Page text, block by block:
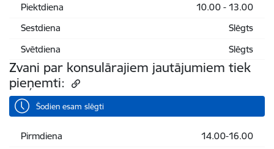
Piektdiena
10.00 - 13.00
Sestdiena
Slēgts
Svētdiena
Slēgts
Zvani par konsulārajiem jautājumiem tiek
pieņemti:
Šodien esam slēgti
Pirmdiena
14.00-16.00